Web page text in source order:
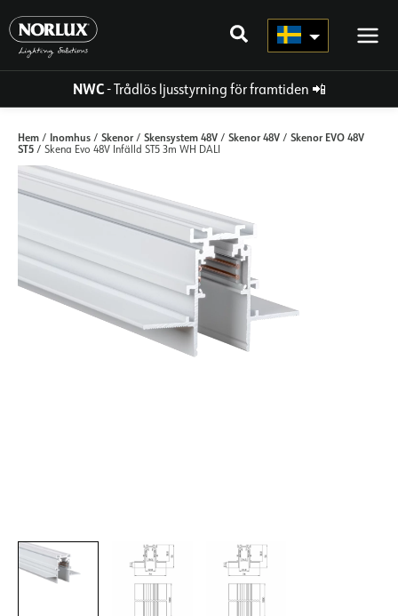
direkt
innehållet
NWC- Trådlös ljusstyrning för framtiden 📲
Hem / Inomhus / Skenor/ Skensystem 48V / Skenor 48V / Skenor EVO 48V
ST5 / Skena Evo 48V Infälld ST5 3m WH DALI